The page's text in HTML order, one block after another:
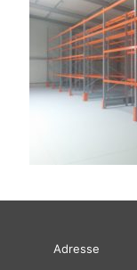
Adresse